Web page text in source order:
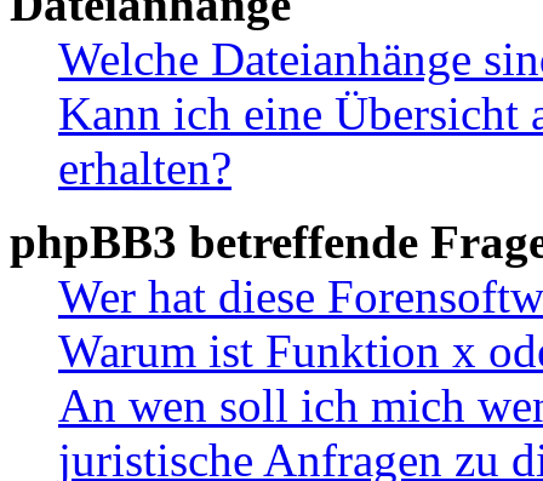
Welche Dateianhänge
Kann ich eine Übersicht
erhalten?
phpBB3 betreffende
Wer hat diese
Warum ist Funktion x
An wen soll ich mich
juristische Anfragen zu